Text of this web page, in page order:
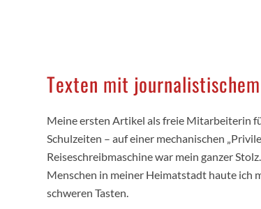
Texten mit
Meine ersten Artikel als freie Mitarbeiterin
Schulzeiten – auf einer mechanischen
Reiseschreibmaschine war mein ganzer
Menschen in meiner Heimatstadt haute ich
schweren Tasten.